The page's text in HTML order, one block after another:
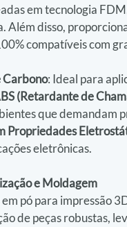
em tecnologia
Além disso,
compatíveis com
Carbono: Ideal para
(Retardante de
que demandam
Propriedades
eletrônicas.
e Moldagem
pó para impressão
de peças robustas,